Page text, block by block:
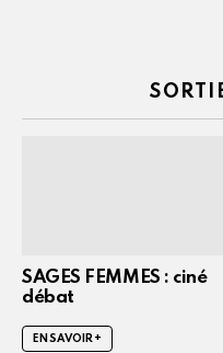
SAGES FEMMES : ciné
débat
EN SAVOIR +